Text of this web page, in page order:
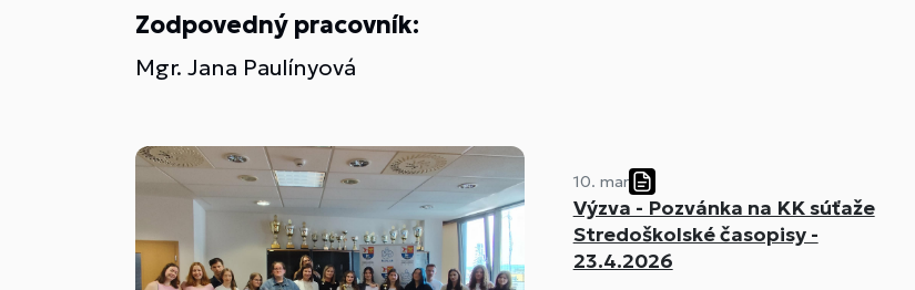
Zodpovedný pracovník:
Mgr. Jana Paulínyová
10. mar
Výzva - Pozvánka na KK súťaže
Stredoškolské časopisy -
23.4.2026